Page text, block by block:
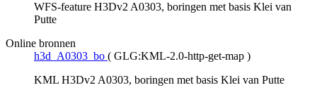
WFS-feature H3Dv2 A0303, boringen met basis Klei van
Putte
Online bronnen
h3d_A0303_bo ( GLG:KML-2.0-http-get-map )
KML H3Dv2 A0303, boringen met basis Klei van Putte